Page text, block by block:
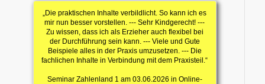
„Die praktischen Inhalte verbildlicht. So kann ich es
mir nun besser vorstellen. --- Sehr Kindgerecht! ---
Zu wissen, dass ich als Erzieher auch flexibel bei
der Durchführung sein kann. --- Viele und Gute
Beispiele alles in der Praxis umzusetzen. --- Die
fachlichen Inhalte in Verbindung mit dem Praxisteil.“
Seminar Zahlenland 1 am 03.06.2026 in Online-